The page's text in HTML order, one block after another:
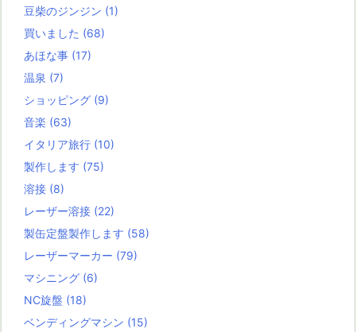
豆柴のジンジン (1)
買いました (68)
あほな事 (17)
温泉 (7)
ショッピング (9)
音楽 (63)
イタリア旅行 (10)
製作します (75)
溶接 (8)
レーザー溶接 (22)
製缶定盤製作します (58)
レーザーマーカー (79)
マシニング (6)
NC旋盤 (18)
ベンディングマシン (15)